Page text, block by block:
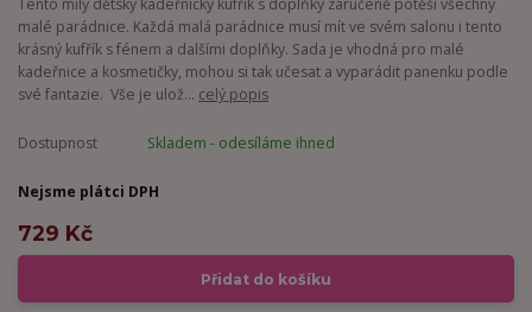
malé parádnice. Každá malá parádnice musí mít ve svém salonu i tento
krásný kufřík s fénem a dalšími doplňky. Sada je vhodná pro malé
kadeřnice a kosmetičky, mohou si tak učesat a vyparádit panenku podle
své fantazie. Vše je ulož... celý popis
Dostupnost Skladem - odesíláme ihned
Nejsme plátci DPH
729 Kč
Přidat do košíku